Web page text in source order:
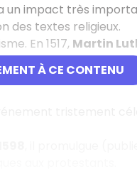
À CE CONTENU
un impact très
des textes religieux.
En 1517, Martin
qu’il trouve
Catholique et